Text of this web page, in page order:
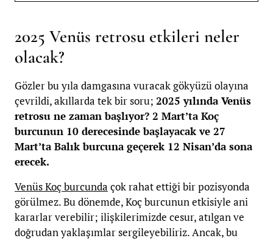
2025 Venüs retrosu etkileri neler
olacak?
Gözler bu yıla damgasına vuracak gökyüzü olayına
çevrildi, akıllarda tek bir soru; 2025 yılında Venüs
retrosu ne zaman başlıyor? 2 Mart’ta Koç
burcunun 10 derecesinde başlayacak ve 27
Mart’ta Balık burcuna geçerek 12 Nisan’da sona
erecek.
Venüs Koç burcunda çok rahat ettiği bir pozisyonda
görülmez. Bu dönemde, Koç burcunun etkisiyle ani
kararlar verebilir; ilişkilerimizde cesur, atılgan ve
doğrudan yaklaşımlar sergileyebiliriz. Ancak, bu